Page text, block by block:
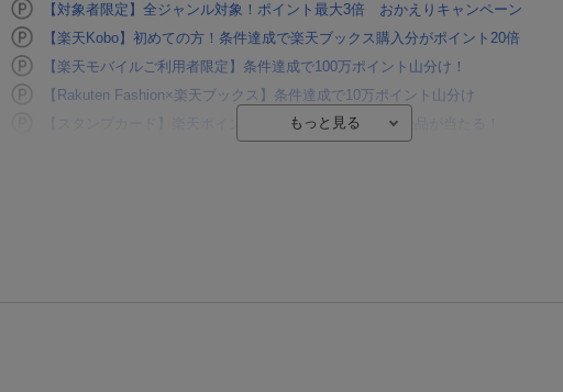
【対象者限定】全ジャンル対象！ポイント最大3倍 おかえりキャンペーン
【楽天Kobo】初めての方！条件達成で楽天ブックス購入分がポイント20倍
【楽天モバイルご利用者限定】条件達成で100万ポイント山分け！
【Rakuten Fashion×楽天ブックス】条件達成で10万ポイント山分け
【スタンプカード】楽天ポイントもらえる＆抽選で豪華景品が当たる！